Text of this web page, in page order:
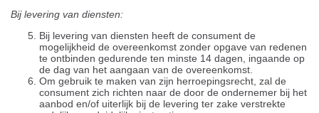
Bij levering van diensten:
Bij levering van diensten heeft de consument de
mogelijkheid de overeenkomst zonder opgave van redenen
te ontbinden gedurende ten minste 14 dagen, ingaande op
de dag van het aangaan van de overeenkomst.
Om gebruik te maken van zijn herroepingsrecht, zal de
consument zich richten naar de door de ondernemer bij het
aanbod en/of uiterlijk bij de levering ter zake verstrekte